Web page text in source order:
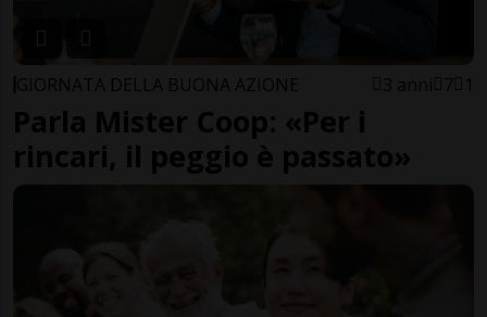
GIORNATA DELLA BUONA AZIONE 3 anni 7 1
Parla Mister Coop: «Per i
rincari, il peggio è passato»